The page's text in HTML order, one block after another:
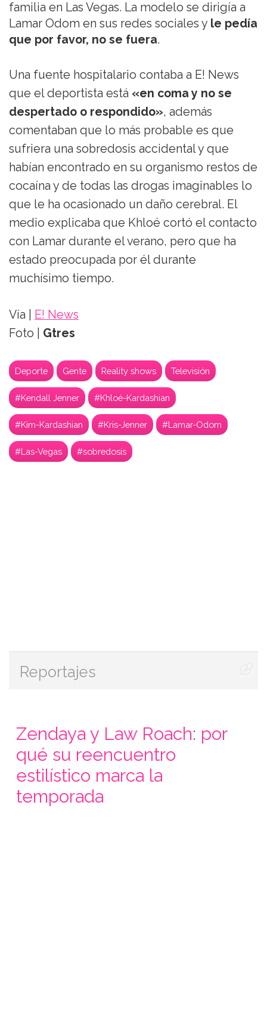
familia en Las Vegas. La modelo se dirigía a
Lamar Odom en sus redes sociales y le pedía
que por favor, no se fuera.
Una fuente hospitalario contaba a E! News
que el deportista está «en coma y no se
despertado o respondido», además
comentaban que lo más probable es que
sufriera una sobredosis accidental y que
habían encontrado en su organismo restos de
cocaína y de todas las drogas imaginables lo
que le ha ocasionado un daño cerebral. El
medio explicaba que Khloé cortó el contacto
con Lamar durante el verano, pero que ha
estado preocupada por él durante
muchísimo tiempo.
Vía |
E! News
Foto | Gtres
Deporte Gente Reality shows Televisión
#Kendall Jenner #Khloé-Kardashian
#Kim-Kardashian #Kris-Jenner #Lamar-Odom
#Las-Vegas #sobredosis
Reportajes
Zendaya y Law Roach: por
qué su reencuentro
estilístico marca la
temporada